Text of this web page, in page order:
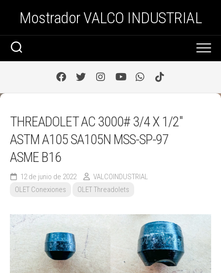
Mostrador VALCO INDUSTRIAL
THREADOLET AC 3000# 3/4 X 1/2″
ASTM A105 SA105N MSS-SP-97
ASME B16
12 de junio de 2022
VALCOINDUSTRIAL
OLET Conexiones
OLET Threadolets